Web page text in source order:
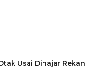
Usai Dihajar Rekan